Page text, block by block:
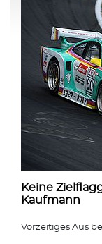
Keine
Kaufmann
Vorzeitiges Aus